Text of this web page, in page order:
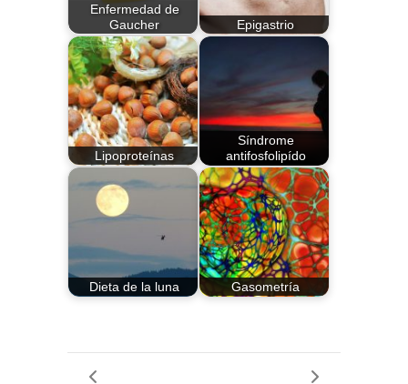
Enfermedad de
Gaucher
Epigastrio
Lipoproteínas
Síndrome
antifosfolipído
Dieta de la luna Gasometría